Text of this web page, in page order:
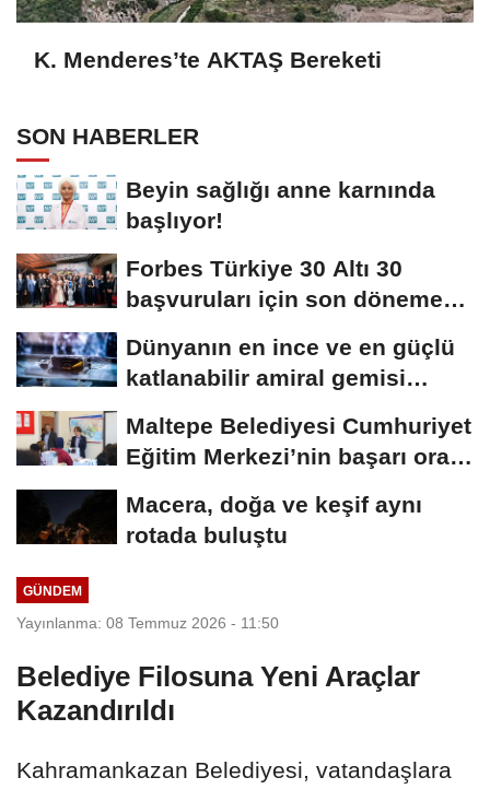
K. Menderes’te AKTAŞ Bereketi
SON HABERLER
Beyin sağlığı anne karnında
başlıyor!
Forbes Türkiye 30 Altı 30
başvuruları için son dönemece
Dünyanın en ince ve en güçlü
katlanabilir amiral gemisi
Maltepe Belediyesi Cumhuriyet
Eğitim Merkezi’nin başarı oranı
Macera, doğa ve keşif aynı
rotada buluştu
GÜNDEM
Yayınlanma: 08 Temmuz 2026 - 11:50
Belediye Filosuna Yeni Araçlar
Kazandırıldı
Kahramankazan Belediyesi, vatandaşlara